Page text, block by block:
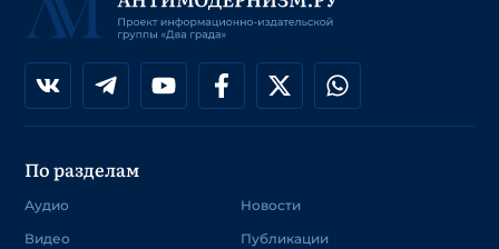
По разделам
Аудио
Видео
Новости
Публикации